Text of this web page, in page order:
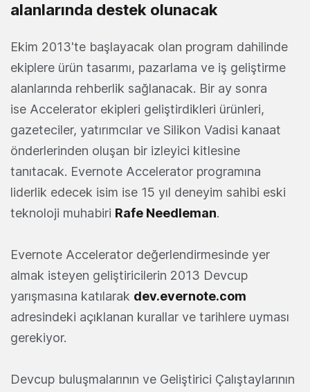
alanlarında destek olunacak
Ekim 2013'te başlayacak olan program dahilinde
ekiplere ürün tasarımı, pazarlama ve iş geliştirme
alanlarında rehberlik sağlanacak. Bir ay sonra
ise Accelerator ekipleri geliştirdikleri ürünleri,
gazeteciler, yatırımcılar ve Silikon Vadisi kanaat
önderlerinden oluşan bir izleyici kitlesine
tanıtacak. Evernote Accelerator programına
liderlik edecek isim ise 15 yıl deneyim sahibi eski
teknoloji muhabiri Rafe Needleman.
Evernote Accelerator değerlendirmesinde yer
almak isteyen geliştiricilerin 2013 Devcup
yarışmasına katılarak dev.evernote.com
adresindeki açıklanan kurallar ve tarihlere uyması
gerekiyor.
Devcup buluşmalarının ve Geliştirici Çalıştaylarının